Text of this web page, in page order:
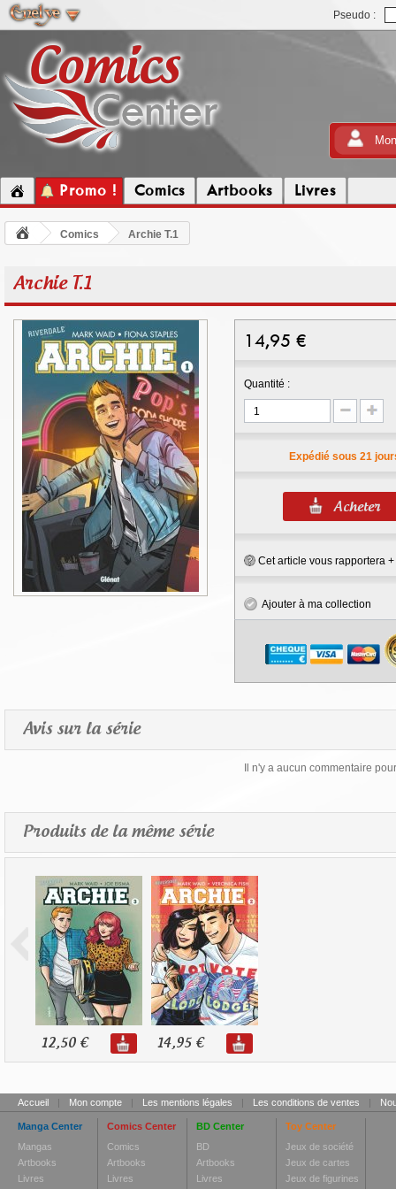
Pseudo :
Promo ! Comics Artbooks Livres
Comics Archie T.1
Archie T.1
14,95 €
Quantité :
Expédié sous 21
Cet article vous rapportera +
Ajouter à ma collection
Avis sur la série
Il n'y a aucun commentaire
Produits de la même série
12,50 € 14,95 €
Accueil | Mon compte | Les mentions légales | Les conditions de ventes |
Manga Center
Mangas
Artbooks
Livres
Comics Center
Comics
Artbooks
Livres
BD Center
BD
Artbooks
Livres
Toy Center
Jeux de société
Jeux de cartes
Jeux de figurines